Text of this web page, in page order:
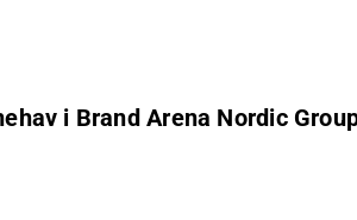
i Brand Arena Nordic